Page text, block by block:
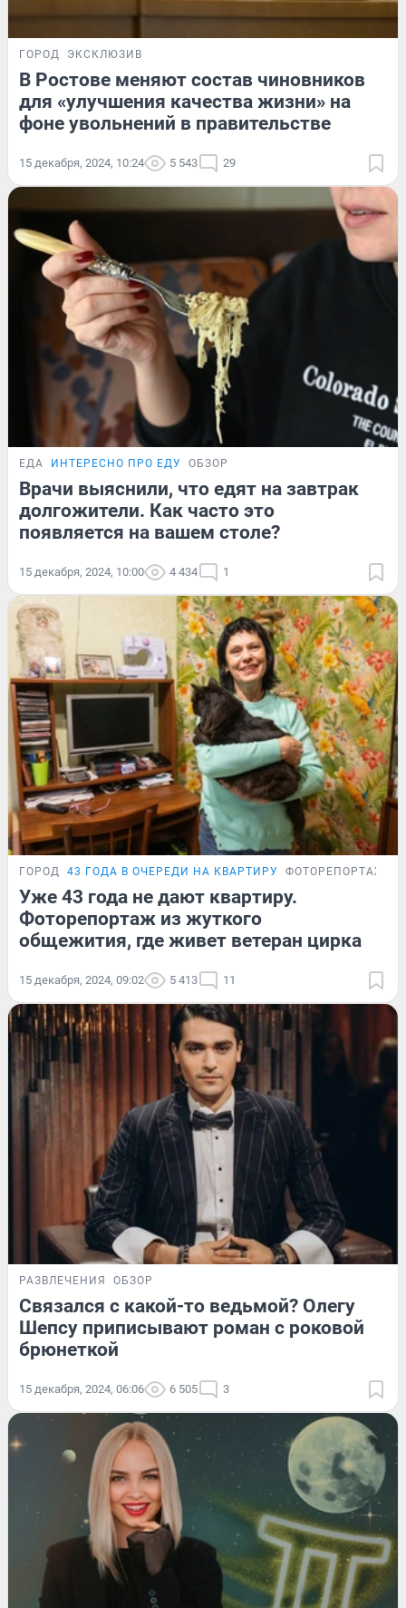
ГОРОД ЭКСКЛЮЗИВ
В Ростове меняют состав чиновников
для «улучшения качества жизни» на
фоне увольнений в правительстве
15 декабря, 2024, 10:24 5 543 29
ЕДА ИНТЕРЕСНО ПРО ЕДУ ОБЗОР
Врачи выяснили, что едят на завтрак
долгожители. Как часто это
появляется на вашем столе?
15 декабря, 2024, 10:00 4 434 1
ГОРОД 43 ГОДА В ОЧЕРЕДИ НА КВАРТИРУ ФОТОРЕПОРТАЖ
Уже 43 года не дают квартиру.
Фоторепортаж из жуткого
общежития, где живет ветеран цирка
15 декабря, 2024, 09:02 5 413 11
РАЗВЛЕЧЕНИЯ ОБЗОР
Связался с какой-то ведьмой? Олегу
Шепсу приписывают роман с роковой
брюнеткой
15 декабря, 2024, 06:06 6 505 3